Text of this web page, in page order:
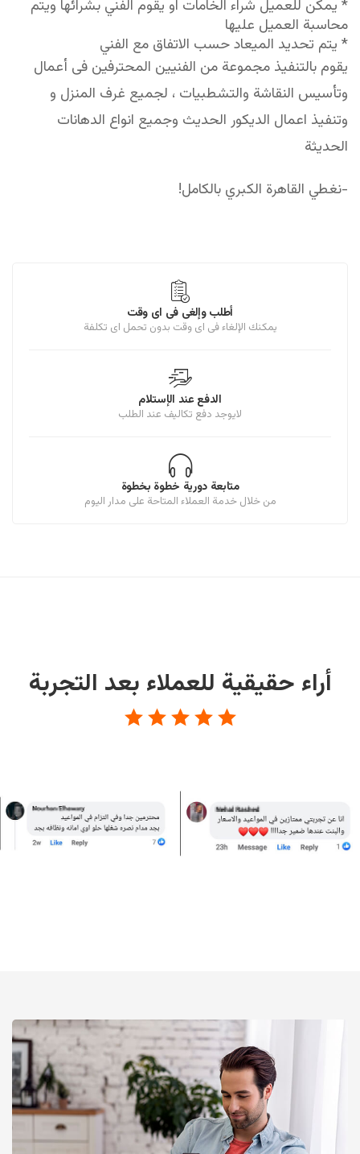
محاسبة العميل عليها
* يتم تحديد الميعاد حسب الاتفاق مع الفني
يقوم بالتنفيذ مجموعة من الفنيين المحترفين فى أعمال
وتأسيس النقاشة والتشطبيات ، لجميع غرف المنزل و
وتنفيذ اعمال الديكور الحديث وجميع انواع الدهانات
الحديثة
-نغطي القاهرة الكبري بالكامل!
أطلب وإلغى فى اى وقت
يمكنك الإلغاء فى اى وقت بدون تحمل اى تكلفة
الدفع عند الإستلام
لايوجد دفع تكاليف عند الطلب
متابعة دورية خطوة بخطوة
من خلال خدمة العملاء المتاحة على مدار اليوم
أراء حقيقية للعملاء بعد التجربة